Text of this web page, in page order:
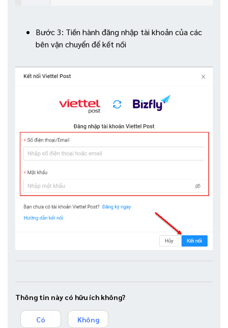
Bước 3: Tiến hành đăng nhập tài khoản của các
bên vận chuyển để kết nối
Thông tin này có hữu ích không?
Có Không